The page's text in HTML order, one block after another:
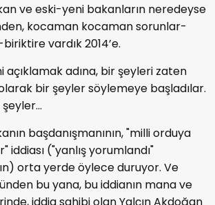
ve eski-yeni bakanların neredeyse
kocaman kocaman sorunlar-
vardık 2014’e.
açıklamak adına, bir şeyleri zaten
bir şeyler söylemeye başladılar.
başdanışmanının, "milli orduya
iddiası ("yanlış yorumlandı"
orta yerde öylece duruyor. Ve
bu yana, bu iddianın mana ve